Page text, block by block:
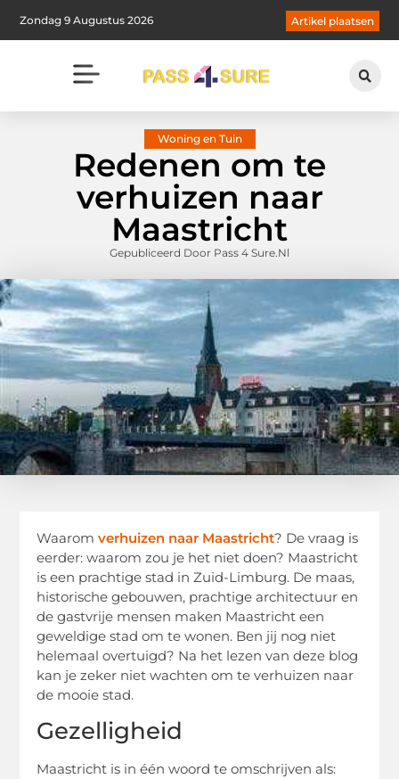
Zondag 9 Augustus 2026 Artikel plaatsen
Woning en Tuin
Redenen om te
verhuizen naar
Maastricht
Gepubliceerd Door Pass 4 Sure.nl
Waaromverhuizen naar Maastricht? De vraag is
eerder: waarom zou je het niet doen? Maastricht
is een prachtige stad in Zuid-Limburg. De maas,
historische gebouwen, prachtige architectuur en
de gastvrije mensen maken Maastricht een
geweldige stad om te wonen. Ben jij nog niet
helemaal overtuigd? Na het lezen van deze blog
kan je zeker niet wachten om te verhuizen naar
de mooie stad.
Gezelligheid
Maastricht is in één woord te omschrijven als: